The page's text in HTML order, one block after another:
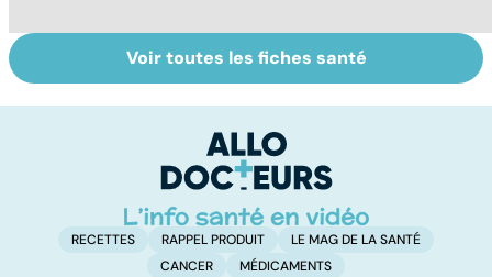
d'ovocytes,
Sexualité,
infertilité et
étroits
Voir toutes les fiches santé
RECETTES RAPPEL PRODUIT
LE MAG DE LA SANTÉ
CANCER
MÉDICAMENTS